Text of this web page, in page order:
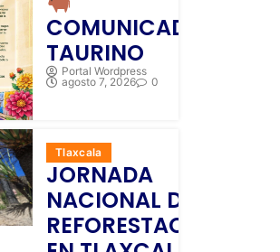
COMUNICADO
TAURINO
Portal Wordpress
agosto 7, 2026
0
Tlaxcala
JORNADA
NACIONAL DE
REFORESTACIÓN